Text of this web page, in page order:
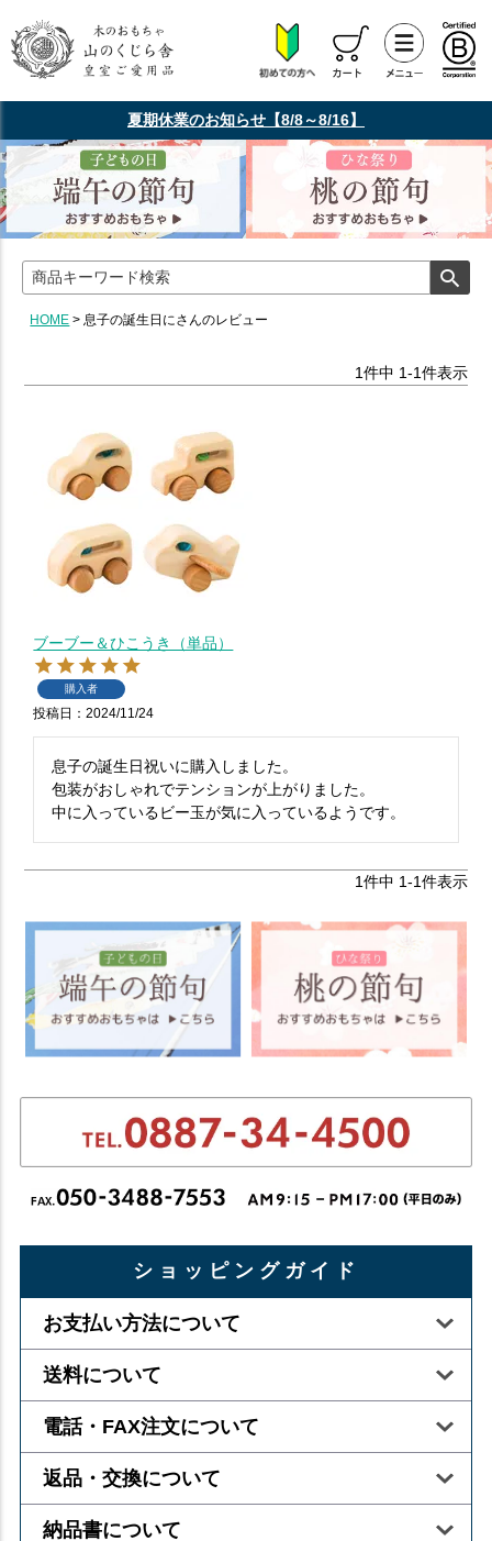
夏期休業のお知らせ【8/8～8/16】
HOME 息子の誕生日にさんのレビュー
1件中 1-1件表示
ブーブー＆ひこうき（単品）
購入者
投稿日 2024/11/24
息子の誕生日祝いに購入しました。
包装がおしゃれでテンションが上がりました。
1件中 1-1件表示
ショッピングガイド
お支払い方法について
送料について
電話・FAX注文について
返品・交換について
納品書について